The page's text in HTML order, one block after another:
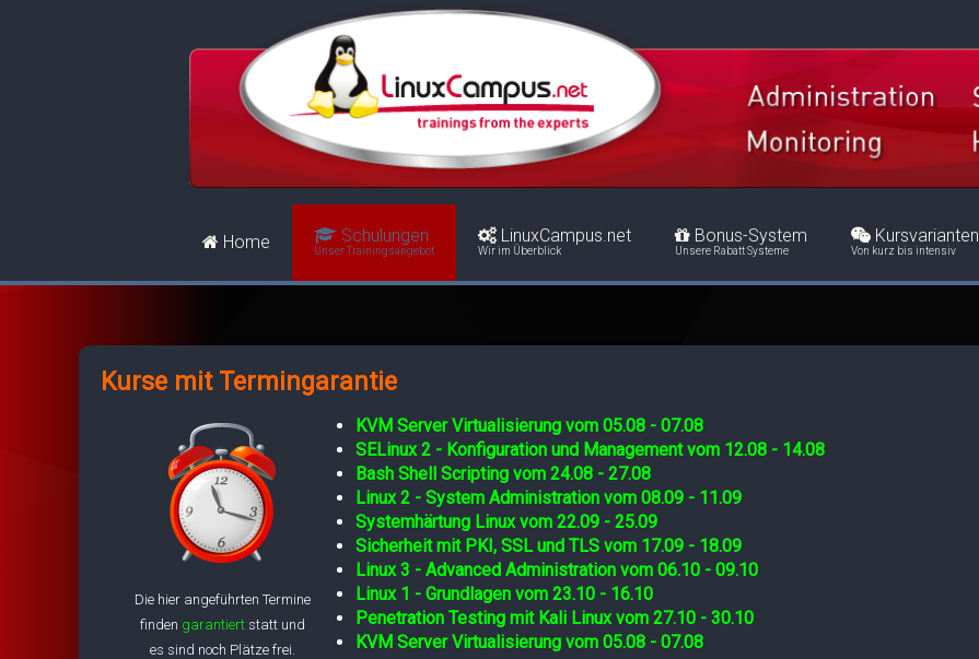
Home Schulungen
Unser Trainingsangebot
LinuxCampus.net
Wir im Überblick
Bonus-System
Unsere Rabatt Systeme
Kursvarianten
Von kurz bis intensiv
Kurse mit Termingarantie
Die hier angeführten Termine
finden garantiert statt und
es sind noch Plätze frei.
KVM Server Virtualisierung vom 05.08 - 07.08
SELinux 2 - Konfiguration und Management vom 12.08 - 14.08
Bash Shell Scripting vom 24.08 - 27.08
Linux 2 - System Administration vom 08.09 - 11.09
Systemhärtung Linux vom 22.09 - 25.09
Sicherheit mit PKI, SSL und TLS vom 17.09 - 18.09
Linux 3 - Advanced Administration vom 06.10 - 09.10
Linux 1 - Grundlagen vom 23.10 - 16.10
Penetration Testing mit Kali Linux vom 27.10 - 30.10
KVM Server Virtualisierung vom 05.08 - 07.08